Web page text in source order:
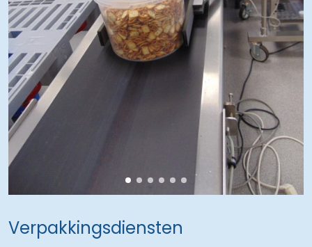
Verpakkingsdiensten